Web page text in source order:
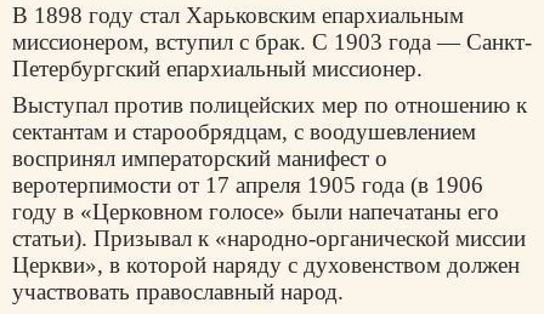
В 1898 году стал Харьковским епархиальным
миссионером, вступил с брак. С 1903 года — Санкт-
Петербургский епархиальный миссионер.
Выступал против полицейских мер по отношению к
сектантам и старообрядцам, с воодушевлением
воспринял императорский манифест о
веротерпимости от 17 апреля 1905 года (в 1906
году в «Церковном голосе» были напечатаны его
статьи). Призывал к «народно-органической миссии
Церкви», в которой наряду с духовенством должен
участвовать православный народ.